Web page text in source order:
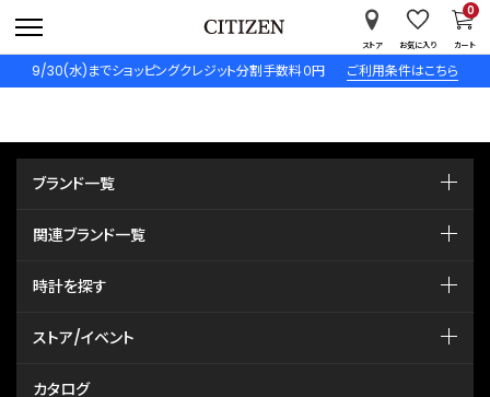
9/30(水)までショッピングクレジット分割手数料０円 ご利用条件はこちら
ストア お気に入り カート
0
ブランド一覧
関連ブランド一覧
時計を探す
ストア/イベント
カタログ